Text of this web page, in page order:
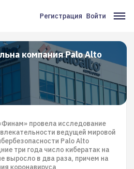
Меню
учётной
записи
пользователя
Регистрация Войти
компания Palo Alto
провела исследование
ведущей мировой
Palo Alto
три года число кибератак на
выросло в два раза, причем на
коронавируса